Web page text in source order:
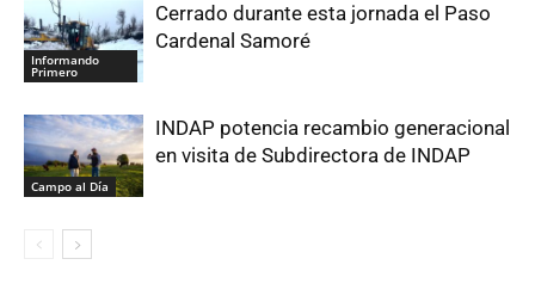
Informando
Primero
Cerrado durante esta jornada el Paso
Cardenal Samoré
Campo al Día
INDAP potencia recambio generacional
en visita de Subdirectora de INDAP